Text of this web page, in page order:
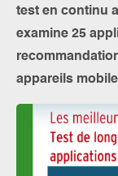
test en continu
examine 25
appareils